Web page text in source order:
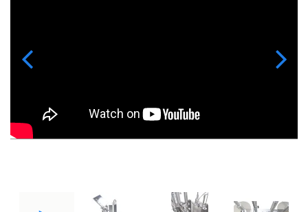
Previous Next